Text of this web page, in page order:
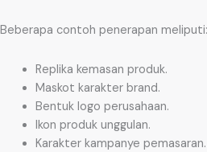
Beberapa contoh penerapan meliputi:
Replika kemasan produk.
Maskot karakter brand.
Bentuk logo perusahaan.
Ikon produk unggulan.
Karakter kampanye pemasaran.